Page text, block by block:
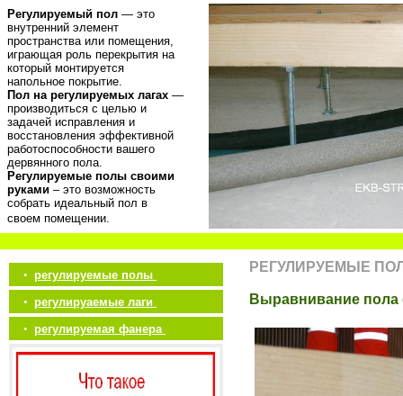
Регулируемый пол — это
внутренний элемент
пространства или помещения,
играющая роль перекрытия на
который монтируется
напольное покрытие.
Пол на регулируемых лагах —
производиться с целью и
задачей исправления и
восстановления эффективной
работоспособности вашего
дервянного пола.
Регулируемые полы своими
руками – это возможность
собрать идеальный пол в
своем помещении.
• регулируемые полы
• регулируаемые лаги
• регулируемая фанера
РЕГУЛИРУЕМЫЕ
Выравнивание